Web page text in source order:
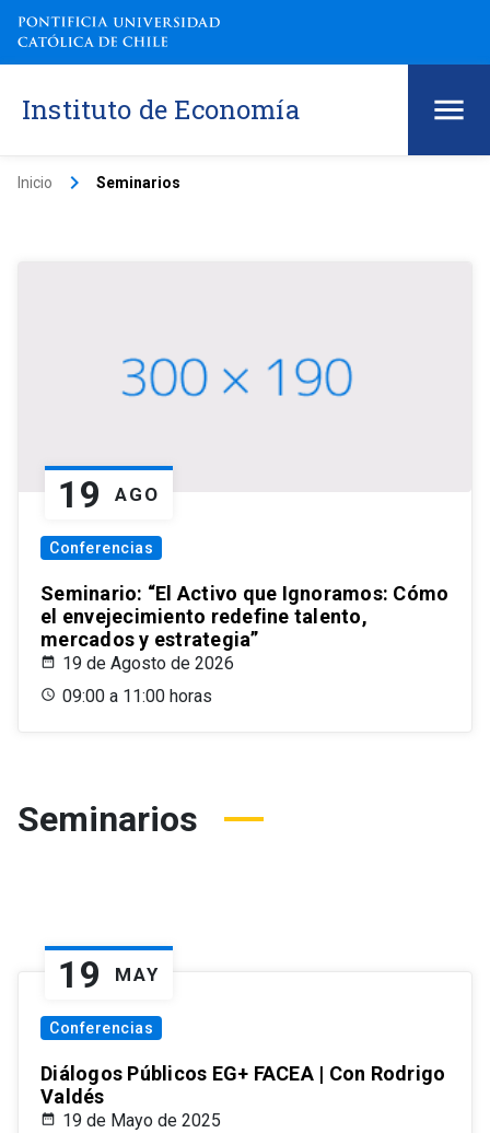
Instituto de Economía
Inicio keyboard_arrow_right Seminarios
19 AGO
Conferencias
Seminario: “El Activo que Ignoramos: Cómo
el envejecimiento redefine talento,
mercados y estrategia”
19 de Agosto de 2026
09:00 a 11:00 horas
Seminarios
19 MAY
Conferencias
Diálogos Públicos EG+ FACEA | Con Rodrigo
Valdés
19 de Mayo de 2025